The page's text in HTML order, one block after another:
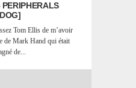
Tom Ellis de m’avoir
de Mark Hand qui était
de...